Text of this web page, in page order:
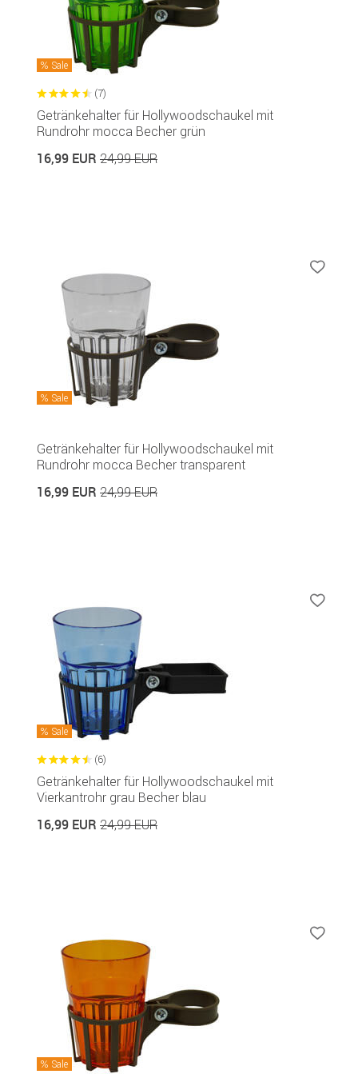
Sale
(7)
Getränkehalter für Hollywoodschaukel mit
Rundrohr mocca Becher grün
16,99 EUR 24,99 EUR
Sale
Getränkehalter für Hollywoodschaukel mit
Rundrohr mocca Becher transparent
16,99 EUR 24,99 EUR
Sale
(6)
Getränkehalter für Hollywoodschaukel mit
Vierkantrohr grau Becher blau
16,99 EUR 24,99 EUR
Sale